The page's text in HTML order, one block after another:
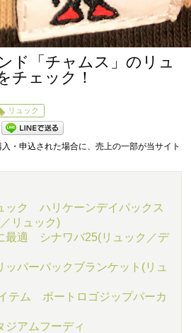
ド「チャムス」のリュ
チェック！
リュック
・申込された場合に、売上の一部が当サイト
ック ハリケーンデイパックス
リュック)
最適 シナワバ25(リュック／デ
パーパックブランケット(リュ
テム ボートロゴジップパーカ
アムフーディ